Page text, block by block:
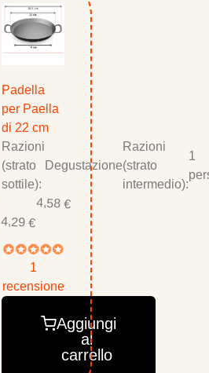
Padella
per Paella
di 22 cm
Razioni
(strato
sottile):
Degustazione
Razioni
(strato
intermedio):
1
4,29 €
4,58 €
1
recensione
Aggiungi
al
carrello